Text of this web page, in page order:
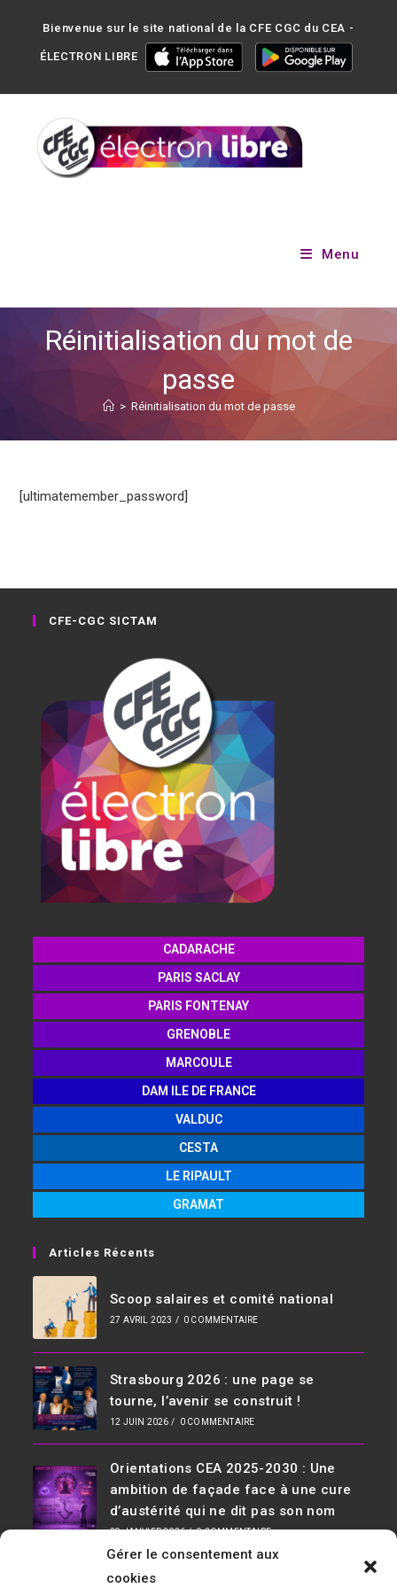
Gérer le consentement aux
cookies
Bienvenue sur le site national de la CFE CGC du CEA -
ÉLECTRON LIBRE
Menu
Réinitialisation du mot de
passe
> Réinitialisation du mot de passe
[ultimatemember_password]
CFE-CGC SICTAM
CADARACHE
PARIS SACLAY
PARIS FONTENAY
GRENOBLE
MARCOULE
DAM ILE DE FRANCE
VALDUC
CESTA
LE RIPAULT
GRAMAT
Articles Récents
Scoop salaires et comité national
27 AVRIL 2023 / 0 COMMENTAIRE
Strasbourg 2026 : une page se
tourne, l’avenir se construit !
12 JUIN 2026 / 0 COMMENTAIRE
Orientations CEA 2025-2030 : Une
ambition de façade face à une cure
d’austérité qui ne dit pas son nom
29 JANVIER 2026 / 0 COMMENTAIRE